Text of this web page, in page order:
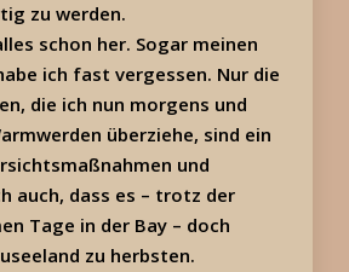
zu werden.
schon her. Sogar meinen
ich fast vergessen. Nur die
die ich nun morgens und
überziehe, sind ein
und
auch, dass es – trotz der
Tage in der Bay – doch
zu herbsten.